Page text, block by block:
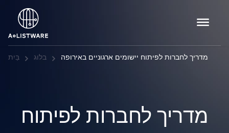
בַּיִת בלוג מדריך לחברות לפיתוח יישומים ארגוניים באירופה
מדריך לחברות לפיתוח